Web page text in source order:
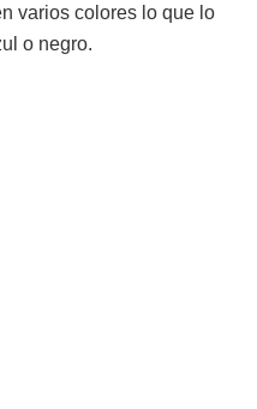
varios colores lo que lo
o negro.